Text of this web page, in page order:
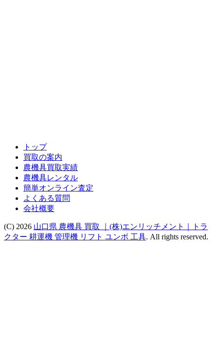
トップ
買取の案内
農機具買取実績
農機具レンタル
簡単オンライン査定
よくある質問
会社概要
(C) 2026 山口県 農機具 買取 ｜(株)エンリッチメント｜トラ
クター 耕運機 管理機 リフト ユンボ 工具. All rights reserved.